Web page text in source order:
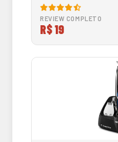
REVIEW COMPLETO
R$ 19